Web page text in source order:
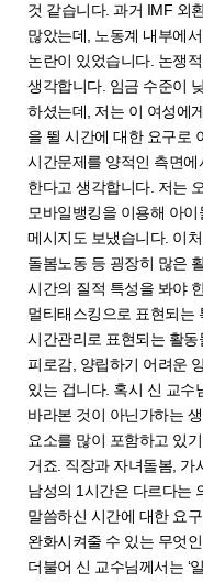
것 같습니다. 과거 IMF 외
많았는데, 노동계 내부에
논란이 있었습니다. 논쟁
생각합니다. 임금 수준이
하셨는데, 저는 이 여성에
을 뛸 시간에 대한 요구로
시간문제를 양적인 측면
한다고 생각합니다. 저는
모바일뱅킹을 이용해 아
메시지도 보냈습니다. 이
돌봄노동 등 굉장히 많은
시간의 질적 특성을 봐야
멀티태스킹으로 표현되는
시간관리로 표현되는 활
피로감, 양립하기 어려운
있는 겁니다. 혹시 신 교수
바라본 것이 아닌가하는
요소를 많이 포함하고 있
거죠. 직장과 자녀돌봄, 가
남성의 1시간은 다르다는
말씀하신 시간에 대한 요
완화시켜줄 수 있는 무엇
더불어 신 교수님께서는 ‘